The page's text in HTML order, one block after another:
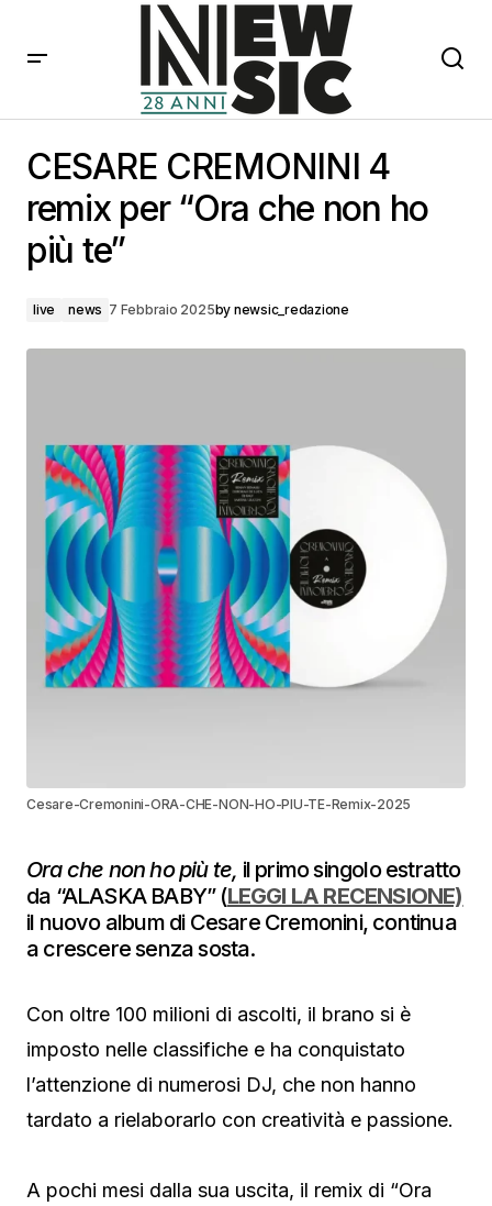
te”
CESARE CREMONINI 4
remix per “Ora che non ho
più te”
live news 7 Febbraio 2025by newsic_redazione
Cesare-Cremonini-ORA-CHE-NON-HO-PIU-TE-Remix-2025
Ora che non ho più te, il primo singolo estratto
da “ALASKA BABY” (LEGGI LA RECENSIONE)
il nuovo album di Cesare Cremonini, continua
a crescere senza sosta.
Con oltre 100 milioni di ascolti, il brano si è
imposto nelle classifiche e ha conquistato
l’attenzione di numerosi DJ, che non hanno
tardato a rielaborarlo con creatività e passione.
A pochi mesi dalla sua uscita, il remix di “Ora